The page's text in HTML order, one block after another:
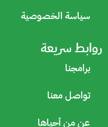
سياسة الخصوصية
روابط سريعة
برامجنا
تواصل معنا
عن من أحياها